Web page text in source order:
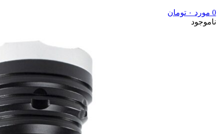
0 مورد ۰ تومان
ناموجود